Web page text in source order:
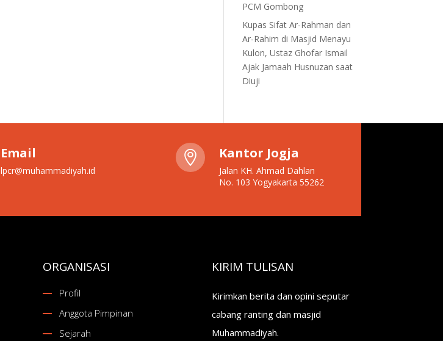
PCM Gombong
Kupas Sifat Ar-Rahman dan
Ar-Rahim di Masjid Menayu
Kulon, Ustaz Ghofar Ismail
Ajak Jamaah Husnuzan saat
Diuji
Email
lpcr@muhammadiyah.id
 Kantor Jogja
Jalan KH. Ahmad Dahlan
No. 103 Yogyakarta 55262
ORGANISASI
Profil
Anggota Pimpinan
Sejarah
KIRIM TULISAN
Kirimkan berita dan opini seputar
cabang ranting dan masjid
Muhammadiyah.